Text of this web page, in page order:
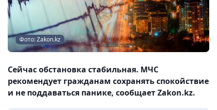
Фото: Zakon.kz
Сейчас обстановка стабильная. МЧС
рекомендует гражданам сохранять спокойствие
и не поддаваться панике, сообщает Zakon.kz.